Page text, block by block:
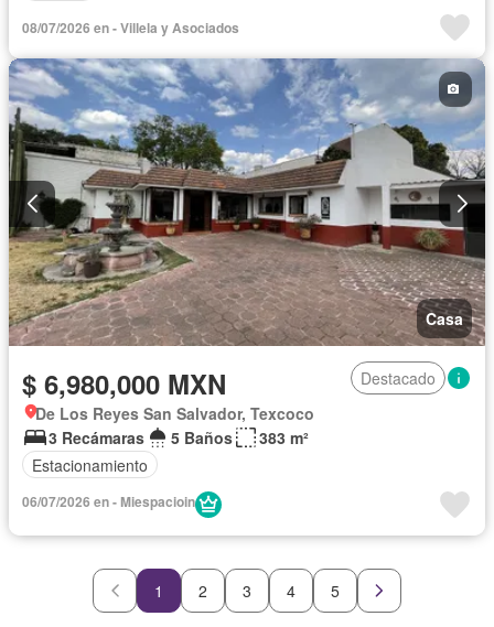
08/07/2026 en - Villela y Asociados
Casa
$ 6,980,000 MXN
Destacado
De Los Reyes San Salvador, Texcoco
3 Recámaras
5 Baños
383 m²
Estacionamiento
06/07/2026 en - Miespacioin
1 2 3 4 5